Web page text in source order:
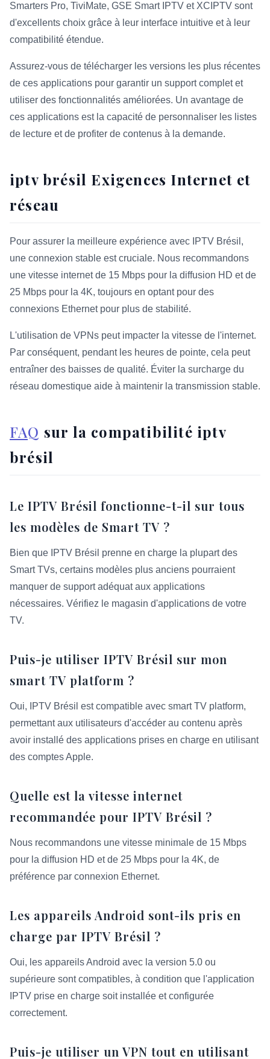
Smarters Pro, TiviMate, GSE Smart IPTV et XCIPTV sont
d'excellents choix grâce à leur interface intuitive et à leur
compatibilité étendue.
Assurez-vous de télécharger les versions les plus récentes
de ces applications pour garantir un support complet et
utiliser des fonctionnalités améliorées. Un avantage de
ces applications est la capacité de personnaliser les listes
de lecture et de profiter de contenus à la demande.
iptv brésil Exigences Internet et
réseau
Pour assurer la meilleure expérience avec IPTV Brésil,
une connexion stable est cruciale. Nous recommandons
une vitesse internet de 15 Mbps pour la diffusion HD et de
25 Mbps pour la 4K, toujours en optant pour des
connexions Ethernet pour plus de stabilité.
L'utilisation de VPNs peut impacter la vitesse de l'internet.
Par conséquent, pendant les heures de pointe, cela peut
entraîner des baisses de qualité. Éviter la surcharge du
réseau domestique aide à maintenir la transmission stable.
FAQ sur la compatibilité iptv
brésil
Le IPTV Brésil fonctionne-t-il sur tous
les modèles de Smart TV ?
Bien que IPTV Brésil prenne en charge la plupart des
Smart TVs, certains modèles plus anciens pourraient
manquer de support adéquat aux applications
nécessaires. Vérifiez le magasin d'applications de votre
TV.
Puis-je utiliser IPTV Brésil sur mon
smart TV platform ?
Oui, IPTV Brésil est compatible avec smart TV platform,
permettant aux utilisateurs d'accéder au contenu après
avoir installé des applications prises en charge en utilisant
des comptes Apple.
Quelle est la vitesse internet
recommandée pour IPTV Brésil ?
Nous recommandons une vitesse minimale de 15 Mbps
pour la diffusion HD et de 25 Mbps pour la 4K, de
préférence par connexion Ethernet.
Les appareils Android sont-ils pris en
charge par IPTV Brésil ?
Oui, les appareils Android avec la version 5.0 ou
supérieure sont compatibles, à condition que l'application
IPTV prise en charge soit installée et configurée
correctement.
Puis-je utiliser un VPN tout en utilisant